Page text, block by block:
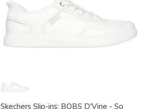
Skechers Slip-ins: BOBS D'Vine - So